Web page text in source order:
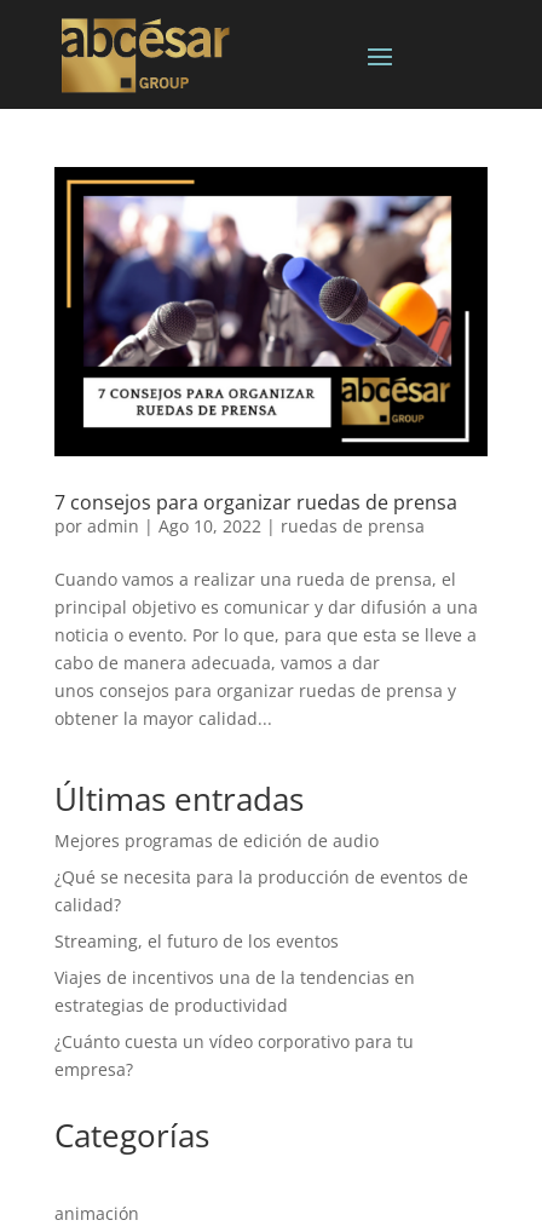
7 consejos para organizar ruedas de prensa
por admin | Ago 10, 2022| ruedas de prensa
Cuando vamos a realizar una rueda de prensa, el
principal objetivo es comunicar y dar difusión a una
noticia o evento. Por lo que, para que esta se lleve a
cabo de manera adecuada, vamos a dar
unos consejos para organizar ruedas de prensa y
obtener la mayor calidad...
Últimas entradas
Mejores programas de edición de audio
¿Qué se necesita para la producción de eventos de
calidad?
Streaming, el futuro de los eventos
Viajes de incentivos una de la tendencias en
estrategias de productividad
¿Cuánto cuesta un vídeo corporativo para tu
empresa?
Categorías
animación